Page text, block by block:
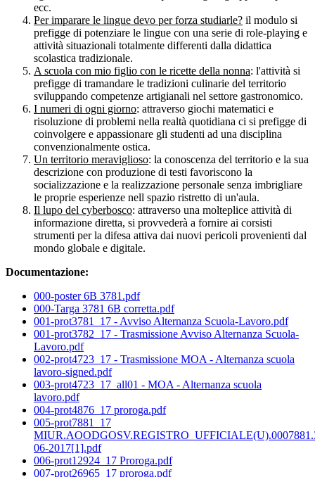
ecc.
Per imparare le lingue devo per forza studiarle? il modulo si
prefigge di potenziare le lingue con una serie di role-playing e
attività situazionali totalmente differenti dalla didattica
scolastica tradizionale.
A scuola con mio figlio con le ricette della nonna: l'attività si
prefigge di tramandare le tradizioni culinarie del territorio
sviluppando competenze artigianali nel settore gastronomico.
I numeri di ogni giorno: attraverso giochi matematici e
risoluzione di problemi nella realtà quotidiana ci si prefigge di
coinvolgere e appassionare gli studenti ad una disciplina
convenzionalmente ostica.
Un territorio meraviglioso: la conoscenza del territorio e la sua
descrizione con produzione di testi favoriscono la
socializzazione e la realizzazione personale senza imbrigliare
le proprie esperienze nell spazio ristretto di un'aula.
Il lupo del cyberbosco: attraverso una molteplice attività di
informazione diretta, si provvederà a fornire ai corsisti
strumenti per la difesa attiva dai nuovi pericoli provenienti dal
mondo globale e digitale.
Documentazione:
000-poster 6B 3781.pdf
000-Targa 3781 6B corretta.pdf
001-prot3781_17 - Avviso Alternanza Scuola-Lavoro.pdf
001-prot3782_17 - Trasmissione Avviso Alternanza Scuola-
Lavoro.pdf
002-prot4723_17 - Trasmissione MOA - Alternanza scuola
lavoro-signed.pdf
003-prot4723_17_all01 - MOA - Alternanza scuola
lavoro.pdf
004-prot4876_17 proroga.pdf
005-prot7881_17
06-2017[1].pdf
006-prot12924_17 Proroga.pdf
007-prot26965_17 proroga.pdf